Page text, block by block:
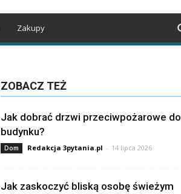
Zakupy
ZOBACZ TEŻ
Jak dobrać drzwi przeciwpożarowe do
budynku?
Dom Redakcja 3pytania.pl - 14 lipca 2026
Jak zaskoczyć bliską osobę świeżym